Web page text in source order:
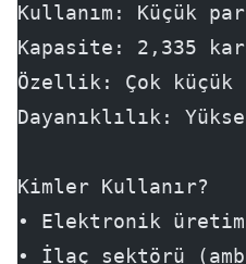
Kullanım: Küçük
Kapasite: 2,335
Özellik: Çok
Dayanıklılık:
Kimler Kullanır?
• Elektronik
• İlaç sektörü